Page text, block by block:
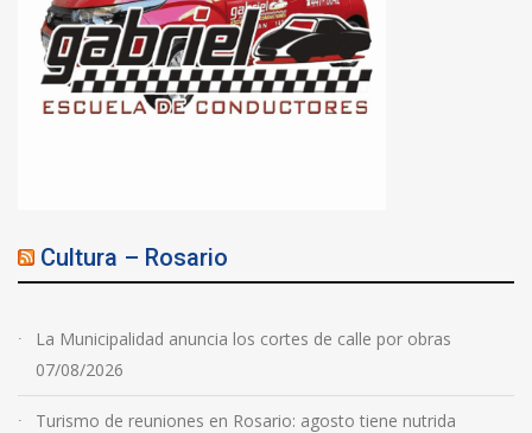
Cultura – Rosario
La Municipalidad anuncia los cortes de calle por obras
07/08/2026
Turismo de reuniones en Rosario: agosto tiene nutrida